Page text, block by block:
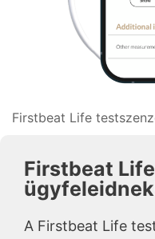
Firstbeat Life
Firstbeat
A Firstbeat Life